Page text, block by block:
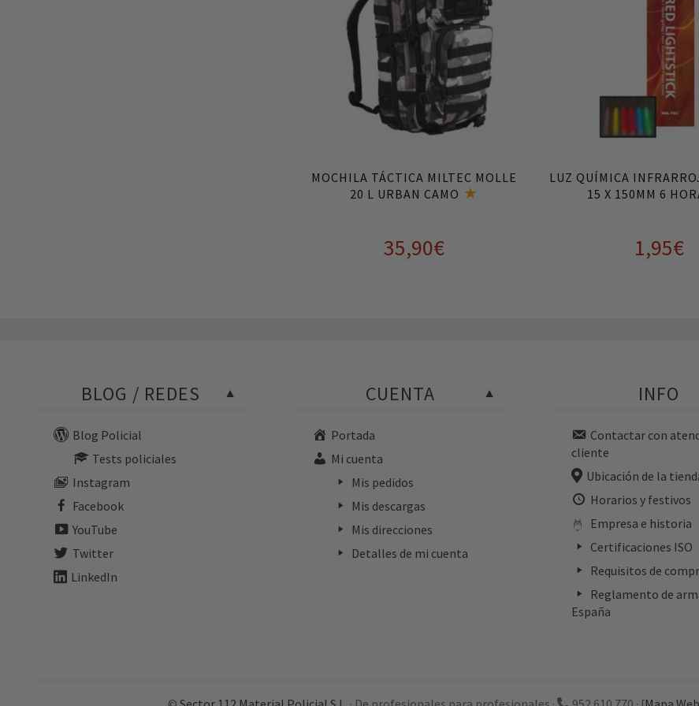
MOCHILA TÁCTICA MILTEC MOLLE
20 L URBAN CAMO
35,90€
LUZ QUÍMICA
15 X 150MM 6
1,95€
BLOG / REDES
Blog Policial
Tests policiales
Instagram
Facebook
YouTube
Twitter
LinkedIn
CUENTA
Portada
Mi cuenta
Mis pedidos
Mis descargas
Mis direcciones
Detalles de mi cuenta
INFO
Contactar con
cliente
Ubicación de la
Horarios y festivos
Empresa e historia
Certificaciones ISO
Requisitos de
Reglamento de
España